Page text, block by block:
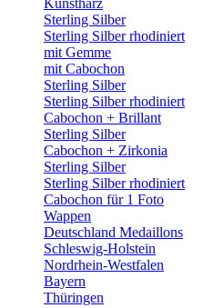
Sterling Silber
Sterling Silber rhodiniert
mit Gemme
mit Cabochon
Sterling Silber
Sterling Silber rhodiniert
Cabochon + Brillant
Sterling Silber
Cabochon + Zirkonia
Sterling Silber
Sterling Silber rhodiniert
Cabochon für 1 Foto
Wappen
Deutschland Medaillons
Schleswig-Holstein
Nordrhein-Westfalen
Bayern
Thüringen